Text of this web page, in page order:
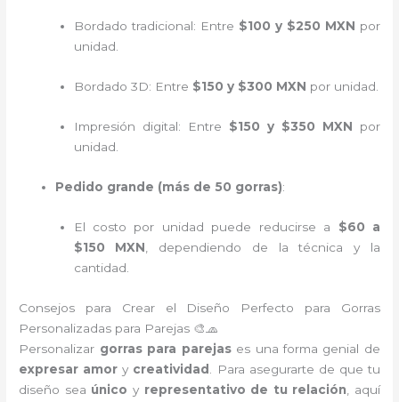
Bordado tradicional: Entre $100 y $250 MXN por
unidad.
Bordado 3D: Entre $150 y $300 MXN por unidad.
Impresión digital: Entre $150 y $350 MXN por
unidad.
Pedido grande (más de 50 gorras):
El costo por unidad puede reducirse a $60 a
$150 MXN , dependiendo de la técnica y la
cantidad.
Consejos para Crear el Diseño Perfecto para Gorras
Personalizadas para Parejas 🎨🧢
Personalizar gorras para parejases una forma genial de
expresar amor y creatividad . Para asegurarte de que tu
diseño sea único y representativo de tu relación , aquí